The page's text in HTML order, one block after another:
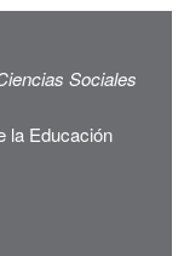
Sociales
la Educación